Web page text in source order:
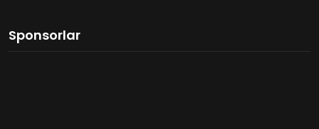
Sponsorlar